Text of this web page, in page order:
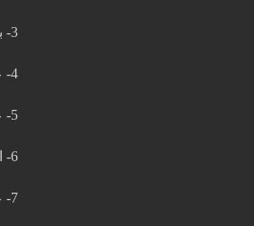
3- بيت الأحزان، الشيخ عباس القمي، ص53.
4- علل الشرائع، الصدوق، ج1، ص187.
5- علل الشرائع، ج1، ص180.
6- الغدير، الأميني، ج3، ص18.
7- علل الشرائع، ج1، ص182.